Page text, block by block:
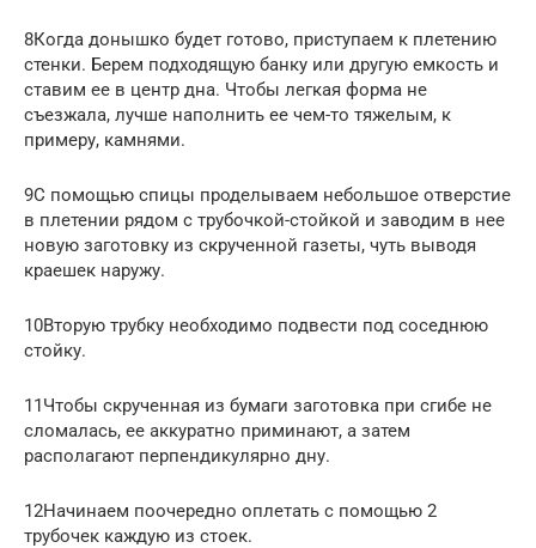
8Когда донышко будет готово, приступаем к плетению
стенки. Берем подходящую банку или другую емкость и
ставим ее в центр дна. Чтобы легкая форма не
съезжала, лучше наполнить ее чем-то тяжелым, к
примеру, камнями.
9С помощью спицы проделываем небольшое отверстие
в плетении рядом с трубочкой-стойкой и заводим в нее
новую заготовку из скрученной газеты, чуть выводя
краешек наружу.
10Вторую трубку необходимо подвести под соседнюю
стойку.
11Чтобы скрученная из бумаги заготовка при сгибе не
сломалась, ее аккуратно приминают, а затем
располагают перпендикулярно дну.
12Начинаем поочередно оплетать с помощью 2
трубочек каждую из стоек.